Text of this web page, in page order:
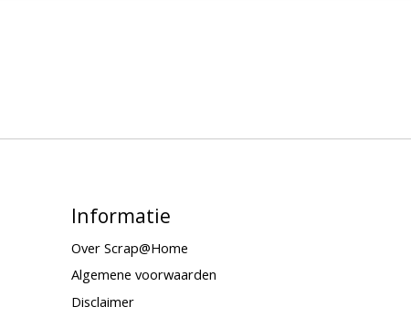
Informatie
Over Scrap@Home
Algemene voorwaarden
Disclaimer